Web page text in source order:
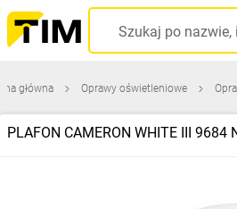
główna Oprawy oświetleniowe
PLAFON CAMERON WHITE III 9684